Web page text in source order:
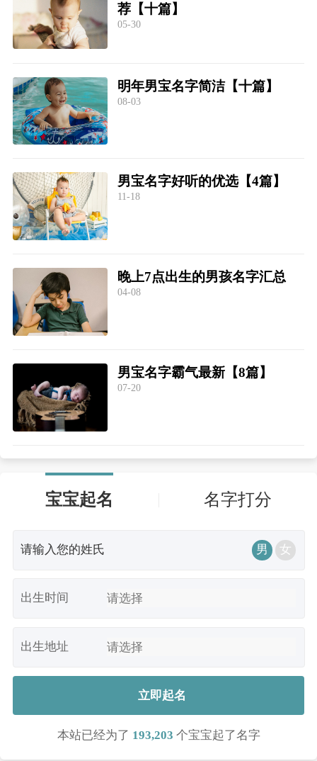
荐【十篇】
05-30
明年男宝名字简洁【十篇】
08-03
男宝名字好听的优选【4篇】
11-18
晚上7点出生的男孩名字汇总
04-08
男宝名字霸气最新【8篇】
07-20
宝宝起名 名字打分
男 女
出生时间
出生地址
立即起名
本站已经为了 193,203 个宝宝起了名字